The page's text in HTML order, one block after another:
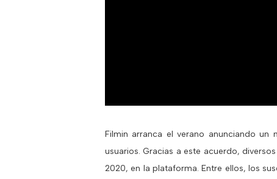
Filmin arranca el verano anunciando
usuarios. Gracias a este acuerdo,
2020, en la plataforma. Entre ellos, los